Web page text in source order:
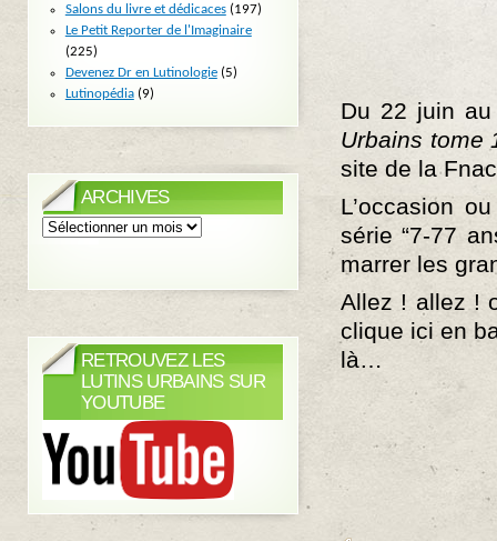
Du 22 juin
Urbains tome
site de la
L’occasion
série “7-77
marrer les
Allez ! allez !
clique ici en
là…
Salons du livre et dédicaces(197)
Le Petit Reporter de l'Imaginaire
(225)
Devenez Dr en Lutinologie(5)
Lutinopédia(9)
ARCHIVES
Archives
RETROUVEZ LES
LUTINS URBAINS SUR
YOUTUBE